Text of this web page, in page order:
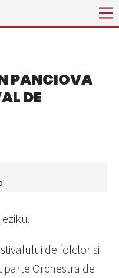
PANCIOVA
DE
de folclor si
Orchestra de